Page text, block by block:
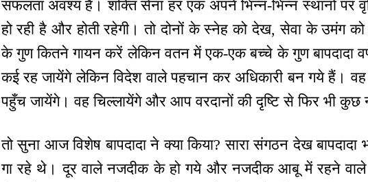
सफलता अवश्य है। शक्ति सेना हर एक अपने भिन्न-भिन्न स्थानों पर
हो रही है और होती रहेगी। तो दोनों के स्नेह को देख, सेवा के उमंग को
के गुण कितने गायन करें लेकिन वतन में एक-एक बच्चे के गुण बापदादा
कई रह जायेंगे लेकिन विदेश वाले पहचान कर अधिकारी बन गये हैं।
पहुँच जायेंगे। वह चिल्लायेंगे और आप वरदानों की दृष्टि से फिर भी
तो सुना आज विशेष बापदादा ने क्या किया? सारा संगठन देख बापदादा
गा रहे थे। दूर वाले नजदीक के हो गये और नजदीक आबू में रहने वाले